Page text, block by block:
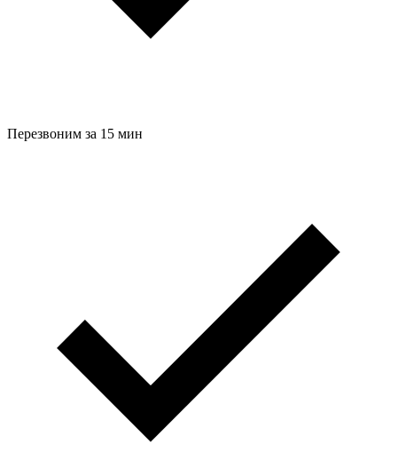
Перезвоним за 15 мин